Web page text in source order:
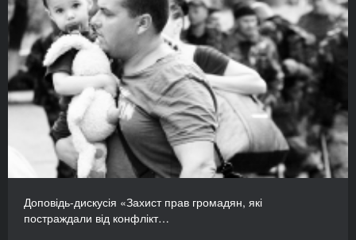
Доповідь-дискусія «Захист прав громадян, які
постраждали від конфлікт…